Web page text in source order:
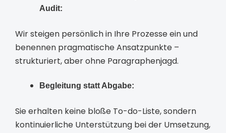
Audit:
Wir steigen persönlich in Ihre Prozesse ein und
benennen pragmatische Ansatzpunkte –
strukturiert, aber ohne Paragraphenjagd.
Begleitung statt Abgabe:
Sie erhalten keine bloße To-do-Liste, sondern
kontinuierliche Unterstützung bei der Umsetzung,